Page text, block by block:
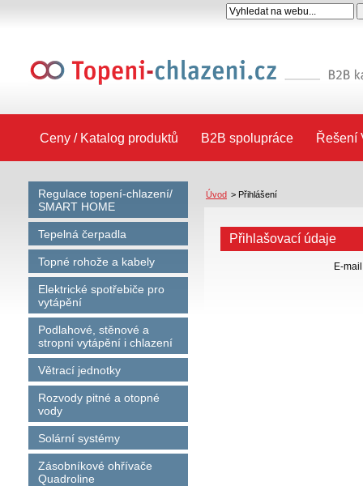
Ceny / Katalog produktů B2B spolupráce Řešení
Regulace topení-chlazení/
SMART HOME
Tepelná čerpadla
Topné rohože a kabely
Elektrické spotřebiče pro
vytápění
Podlahové, stěnové a
stropní vytápění i chlazení
Větrací jednotky
Rozvody pitné a otopné
vody
Solární systémy
Zásobníkové ohřívače
Quadroline
Úvod > Přihlášení
Přihlašovací údaje
E-